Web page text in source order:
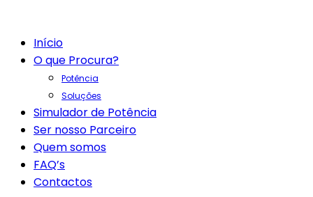
Início
O que Procura?
Potência
Soluções
Simulador de Potência
Ser nosso Parceiro
Quem somos
FAQ’s
Contactos